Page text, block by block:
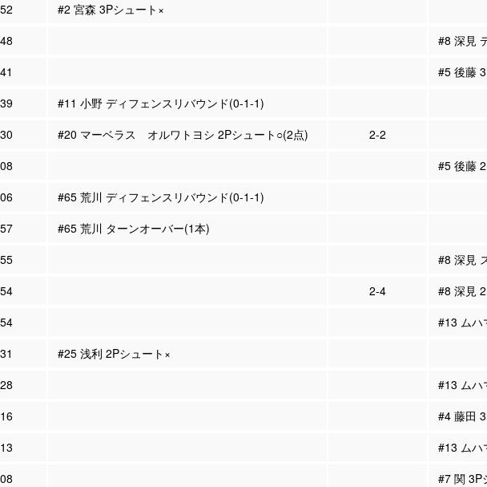
#2 宮森 3Pシュート×
#8 深見
#5 後藤
#11 小野 ディフェンスリバウンド(0-1-1)
#20 マーベラス オルワトヨシ 2Pシュート○(2点)
2-2
#5 後藤
#65 荒川 ディフェンスリバウンド(0-1-1)
#65 荒川 ターンオーバー(1本)
#8 深見
2-4
#8 深見
#13 ムハ
#25 浅利 2Pシュート×
#13 ムハ
#4 藤田
#13 ムハ
#7 関 3P